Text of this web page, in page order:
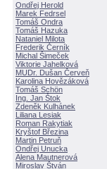
Ondřej Herold
Marek Fedrsel
Tomáš Ondra
Tomáš Hazuka
Nataniel Milota
Frederik Černík
Michal Šimeček
Viktorie Jahelkov
MUDr. Dušan Červeň
Karolina Hovězákov
Tomáš Schön
Ing. Jan Štok
Zdeněk Kulhánek
Liliana Lesiak
Roman Rakytiak
Kryštof Březina
Martin Petruň
Ondřej Unucka
Alena Mautnerov
Miroslav Štván